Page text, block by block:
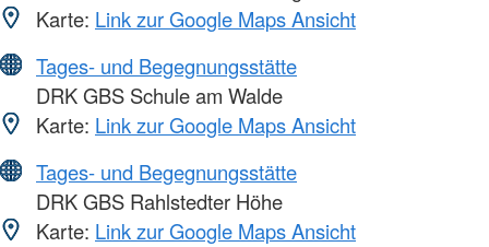
Karte: Link zur Google Maps Ansicht
Tages- und Begegnungsstätte
DRK GBS Schule am Walde
Karte: Link zur Google Maps Ansicht
Tages- und Begegnungsstätte
DRK GBS Rahlstedter Höhe
Karte: Link zur Google Maps Ansicht